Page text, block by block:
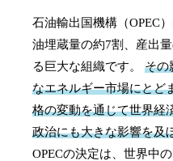
石油輸出国機構（OPEC
油埋蔵量の約7割、産出
る巨大な組織です。その
なエネルギー市場にとど
格の変動を通じて世界経
政治にも大きな影響を及
OPECの決定は、世界中